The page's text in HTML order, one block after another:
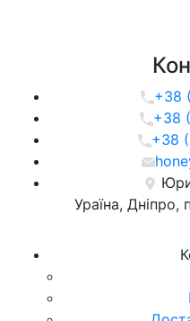
+38
+38
+38
Ураїна,